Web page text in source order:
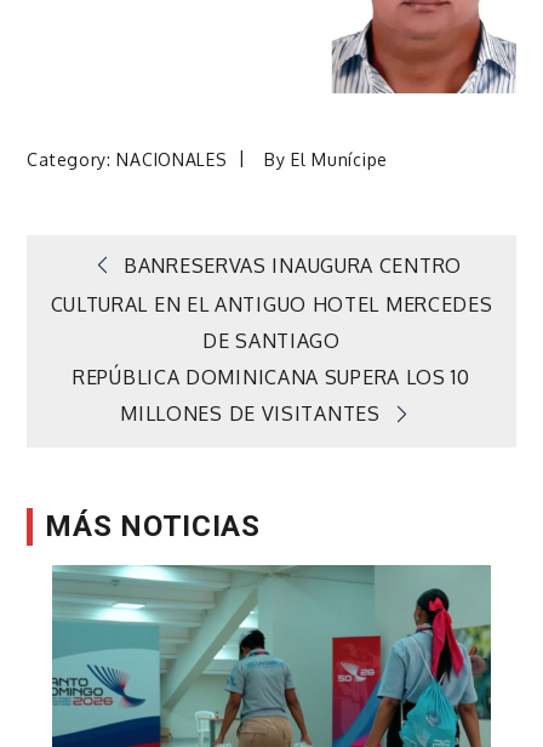
Category:NACIONALES ByEl Munícipe
Navegación
entradas
BANRESERVAS INAUGURA CENTRO
CULTURAL EN EL ANTIGUO HOTEL MERCEDES
DE SANTIAGO
REPÚBLICA DOMINICANA SUPERA LOS 10
MILLONES DE VISITANTES
MÁS NOTICIAS